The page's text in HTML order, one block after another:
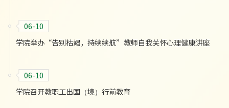
06-10
学院举办“告别枯竭，持续续航”教师自我关怀心理健康讲座
06-10
学院召开教职工出国（境）行前教育